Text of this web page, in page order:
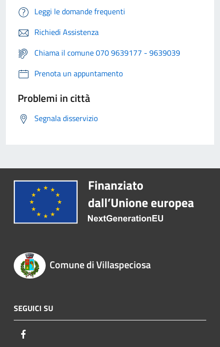
Leggi le domande frequenti
Richiedi Assistenza
Chiama il comune 070 9639177 - 9639039
Prenota un appuntamento
Problemi in città
Segnala disservizio
Comune di Villaspeciosa
SEGUICI SU